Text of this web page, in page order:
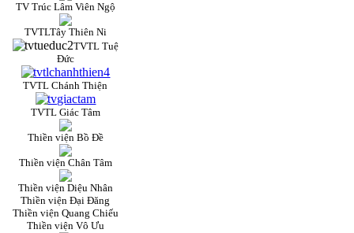
TV Trúc Lâm Viên Ngộ
TVTLTây Thiên Ni
TVTL Tuệ
Đức
TVTL Chánh Thiện
TVTL Giác Tâm
Thiền viện Bồ Đề
Thiền viện Chân Tâm
Thiền viện Diệu Nhân
Thiền viện Đại Đăng
Thiền viện Quang Chiếu
Thiền viện Vô Ưu